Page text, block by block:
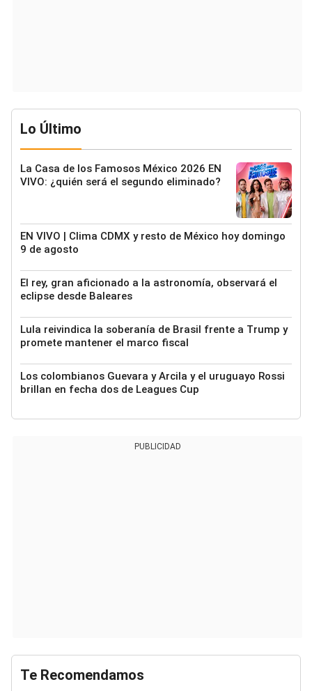
Lo Último
La Casa de los Famosos México 2026 EN
VIVO: ¿quién será el segundo eliminado?
EN VIVO | Clima CDMX y resto de México hoy domingo
9 de agosto
El rey, gran aficionado a la astronomía, observará el
eclipse desde Baleares
Lula reivindica la soberanía de Brasil frente a Trump y
promete mantener el marco fiscal
Los colombianos Guevara y Arcila y el uruguayo Rossi
brillan en fecha dos de Leagues Cup
PUBLICIDAD
Te Recomendamos